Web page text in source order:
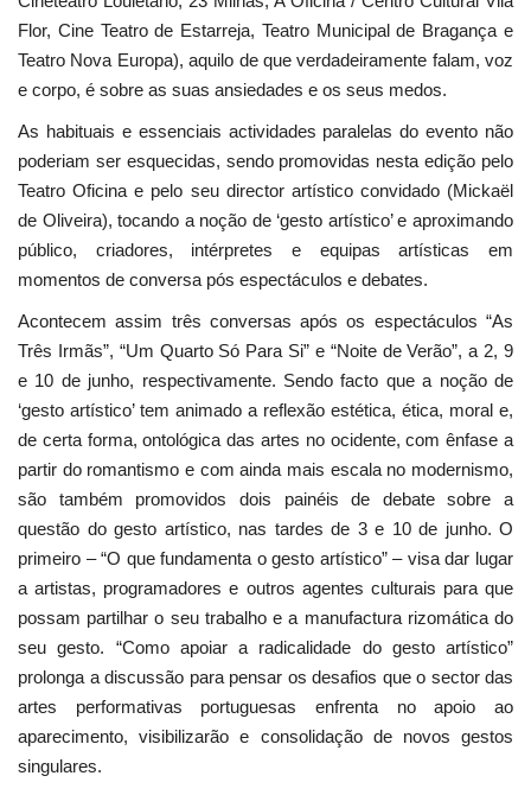
Flor, Cine Teatro de Estarreja, Teatro Municipal de Bragança e
Teatro Nova Europa), aquilo de que verdadeiramente falam, voz
e corpo, é sobre as suas ansiedades e os seus medos.
As habituais e essenciais actividades paralelas do evento não
poderiam ser esquecidas, sendo promovidas nesta edição pelo
Teatro Oficina e pelo seu director artístico convidado (Mickaël
de Oliveira), tocando a noção de ‘gesto artístico’ e aproximando
público, criadores, intérpretes e equipas artísticas em
momentos de conversa pós espectáculos e debates.
Acontecem assim três conversas após os espectáculos “As
Três Irmãs”, “Um Quarto Só Para Si” e “Noite de Verão”, a 2, 9
e 10 de junho, respectivamente. Sendo facto que a noção de
‘gesto artístico’ tem animado a reflexão estética, ética, moral e,
de certa forma, ontológica das artes no ocidente, com ênfase a
partir do romantismo e com ainda mais escala no modernismo,
são também promovidos dois painéis de debate sobre a
questão do gesto artístico, nas tardes de 3 e 10 de junho. O
primeiro – “O que fundamenta o gesto artístico” – visa dar lugar
a artistas, programadores e outros agentes culturais para que
possam partilhar o seu trabalho e a manufactura rizomática do
seu gesto. “Como apoiar a radicalidade do gesto artístico”
prolonga a discussão para pensar os desafios que o sector das
artes performativas portuguesas enfrenta no apoio ao
aparecimento, visibilizarão e consolidação de novos gestos
singulares.